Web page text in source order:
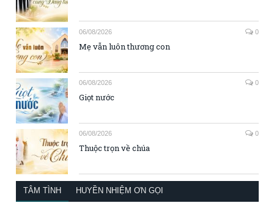
06/08/2026 0
Mẹ vẫn luôn thương con
06/08/2026 0
Giọt nước
06/08/2026 0
Thuộc trọn về chúa
TÂM TÌNH HUYỀN NHIỆM ƠN GỌI